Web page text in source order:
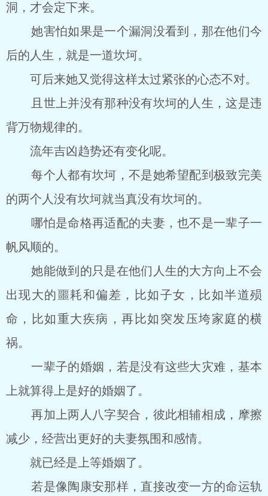
洞，才会定下来。
她害怕如果是一个漏洞没看到，那在他们今
后的人生，就是一道坎坷。
可后来她又觉得这样太过紧张的心态不对。
且世上并没有那种没有坎坷的人生，这是违
背万物规律的。
流年吉凶趋势还有变化呢。
每个人都有坎坷，不是她希望配到极致完美
的两个人没有坎坷就当真没有坎坷的。
哪怕是命格再适配的夫妻，也不是一辈子一
帆风顺的。
她能做到的只是在他们人生的大方向上不会
出现大的噩耗和偏差，比如子女，比如半道殒
命，比如重大疾病，再比如突发压垮家庭的横
祸。
一辈子的婚姻，若是没有这些大灾难，基本
上就算得上是好的婚姻了。
再加上两人八字契合，彼此相辅相成，摩擦
减少，经营出更好的夫妻氛围和感情。
就已经是上等婚姻了。
若是像陶康安那样，直接改变一方的命运轨